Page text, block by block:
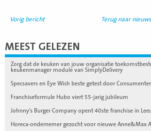
Vorig bericht Terug naar nieuws
MEEST GELEZEN
Zorg dat de keuken van jouw organisatie
keukenmanager module van SimplyDelivery
Specsavers en Eye Wish beste getest door
Franchiseformule Hubo viert 55-jarig jubileum
Johnny’s Burger Company opent 40ste franchise in
Horeca-ondernemer gezocht voor nieuwe Anne&Max